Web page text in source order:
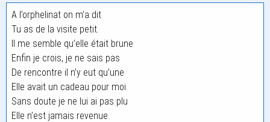
A l’orphelinat on m’a dit
Tu as de la visite petit.
Il me semble qu’elle était brune
Enfin je crois, je ne sais pas
De rencontre il n’y eut qu’une
Elle avait un cadeau pour moi
Sans doute je ne lui ai pas plu
Elle n’est jamais revenue.